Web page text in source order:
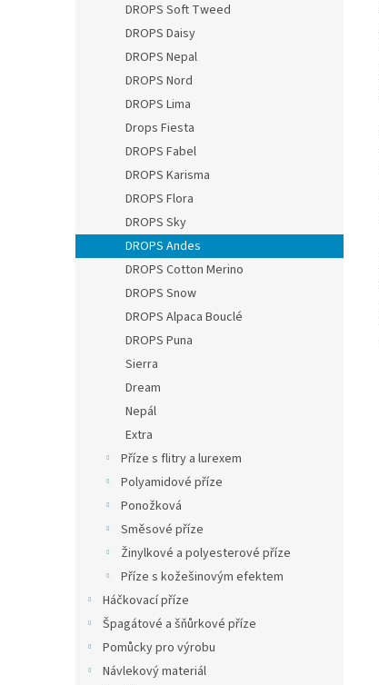
DROPS Soft Tweed
DROPS Daisy
DROPS Nepal
DROPS Nord
DROPS Lima
Drops Fiesta
DROPS Fabel
DROPS Karisma
DROPS Flora
DROPS Sky
DROPS Andes
DROPS Cotton Merino
DROPS Snow
DROPS Alpaca Bouclé
DROPS Puna
Sierra
Dream
Nepál
Extra
Příze s flitry a lurexem
Polyamidové příze
Ponožková
Směsové příze
Žinylkové a polyesterové příze
Příze s kožešinovým efektem
Háčkovací příze
Špagátové a šňůrkové příze
Pomůcky pro výrobu
Návlekový materiál